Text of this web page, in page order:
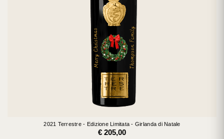
2021 Terrestre - Edizione Limitata - Girlanda di Natale
€ 205,00